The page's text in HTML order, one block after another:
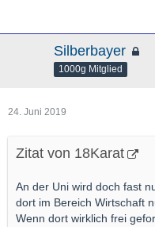
Silberbayer
1000g Mitglied
24. Juni 2019
Zitat von 18Karat
An der Uni wird doch fast
dort im Bereich Wirtschaft
Wenn dort wirklich frei